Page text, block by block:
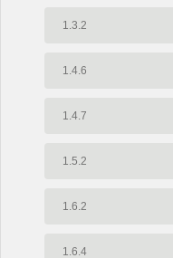
1.3.2
1.4.6
1.4.7
1.5.2
1.6.2
1.6.4